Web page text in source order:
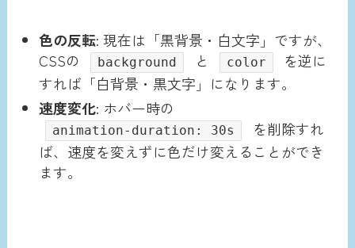
色の反転: 現在は「黒背景・白文字」ですが、
CSSの
background と color
を逆に
すれば「白背景・黒文字」になります。
速度変化: ホバー時の
animation-duration: 30s
を削除すれ
ば、速度を変えずに色だけ変えることができ
ます。